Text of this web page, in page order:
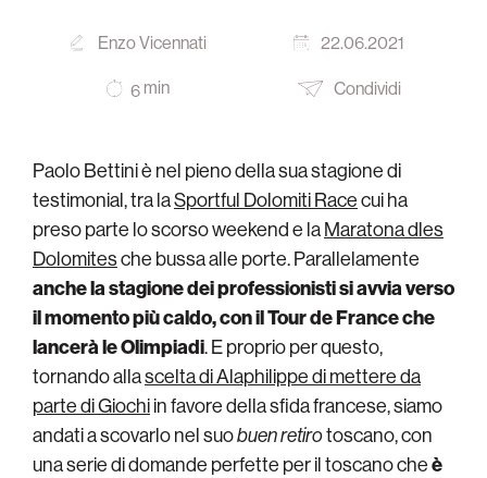
Enzo Vicennati 22.06.2021
6 min Condividi
Paolo Bettini è nel pieno della sua stagione di
testimonial, tra laSportful Dolomiti Racecui ha
preso parte lo scorso weekend e laMaratona dles
Dolomitesche bussa alle porte. Parallelamente
anche la stagione dei professionisti si avvia verso
il momento più caldo, con il Tour de France che
lancerà le Olimpiadi. E proprio per questo,
tornando allascelta di Alaphilippe di mettere da
parte di Giochiin favore della sfida francese, siamo
andati a scovarlo nel suobuen retirotoscano, con
una serie di domande perfette per il toscano cheè